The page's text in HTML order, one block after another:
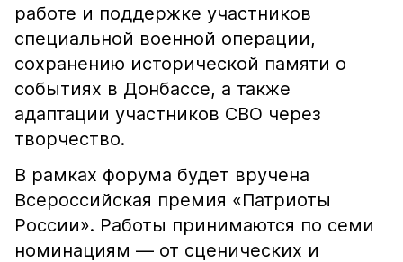
работе и поддержке участников
специальной военной операции,
сохранению исторической памяти о
событиях в Донбассе, а также
адаптации участников СВО через
творчество.
В рамках форума будет вручена
Всероссийская премия «Патриоты
России». Работы принимаются по семи
номинациям — от сценических и